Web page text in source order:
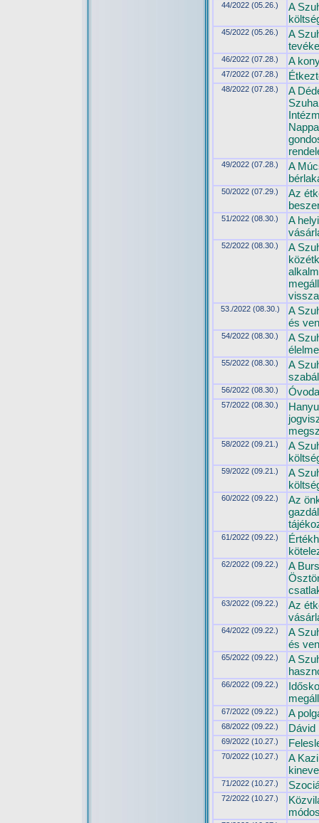
44/2022 (05.26.)
A
45/2022 (05.26.)
A
46/2022 (07.28.) A
47/2022 (07.28.)
48/2022 (07.28.)
A
49/2022 (07.28.)
A
50/2022 (07.29.)
Az
51/2022 (08.30.)
A
52/2022 (08.30.)
A
53./2022 (08.30.)
A
és
54/2022 (08.30.)
A
55/2022 (08.30.)
A
56/2022 (08.30.)
57/2022 (08.30.)
58/2022 (09.21.)
A
59/2022 (09.21.)
A
60/2022 (09.22.)
Az
61/2022 (09.22.)
62/2022 (09.22.)
A
63/2022 (09.22.)
Az
64/2022 (09.22.)
A
és
65/2022 (09.22.)
A
66/2022 (09.22.)
67/2022 (09.22.) A
68/2022 (09.22.) Dávid
69/2022 (10.27.)
70/2022 (10.27.)
A
71/2022 (10.27.)
72/2022 (10.27.)